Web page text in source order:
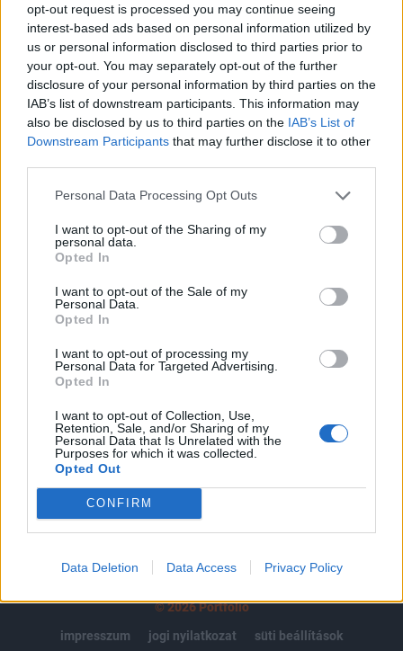
opt-out request is processed you may continue seeing
interest-based ads based on personal information utilized by
us or personal information disclosed to third parties prior to
your opt-out. You may separately opt-out of the further
disclosure of your personal information by third parties on the
IAB’s list of downstream participants. This information may
also be disclosed by us to third parties on the IAB’s List of
Downstream Participants that may further disclose it to other
Personal Data Processing Opt Outs
I want to opt-out of the Sharing of my
personal data.
Opted In
I want to opt-out of the Sale of my
Personal Data.
Opted In
I want to opt-out of processing my
Personal Data for Targeted Advertising.
Opted In
I want to opt-out of Collection, Use,
Retention, Sale, and/or Sharing of my
Personal Data that Is Unrelated with the
Purposes for which it was collected.
Opted Out
CONFIRM
Data Deletion Data Access Privacy Policy
számos pénzügyi-gazdasági szankciót vezettek be
Moszkva ellen, amelyek eleinte kisebb hatást gyakoroltak,
mint azt előzetesen az elemzők várták. Az északi
területeken viszont jelentősen visszavetették a
beruházásokat a bevezetett korlátozások, amely különösen
fájó lehet az oroszok számára. Az északi-tengeri területek...
tartozik, melynek olvasása előfizetéses
regisztrációhoz kötött.
Az előfizetés a következőket tartalmazza:
Portfolio.hu teljes cikkarchívum
kötéslistái
MÁR ELŐFIZETŐNK VAGY?
© 2026 Portfolio
impresszum
jogi nyilatkozat süti beállítások